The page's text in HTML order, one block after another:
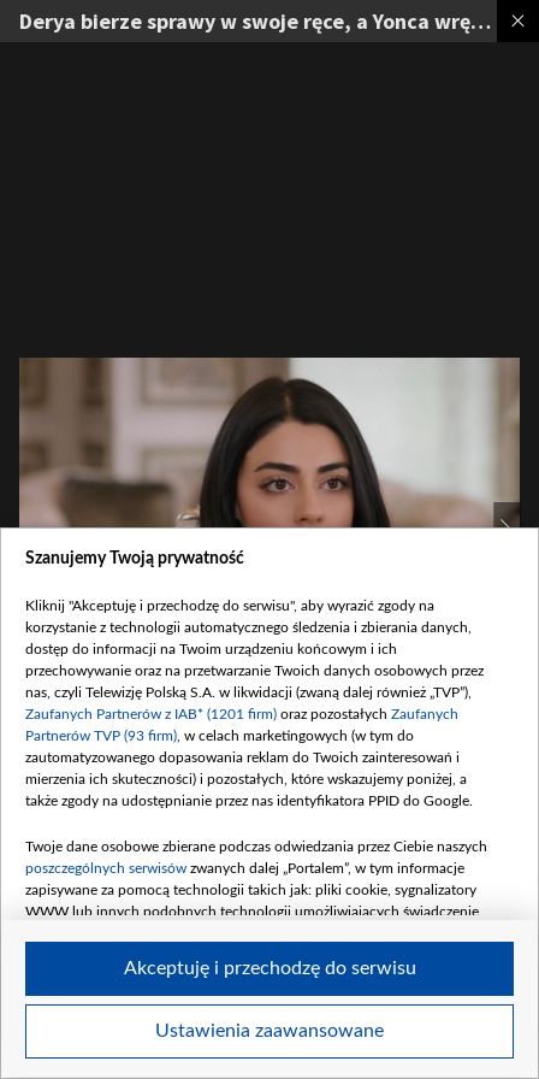
Derya bierze sprawy w swoje ręce, a Yonca wręcza Beyzie sztuczny brzuch. Zobacz galerię zdjęć z 90. odcinka „Panny młodej”
Cihan odwozi Hancer do domu rodzinnego, chcąc ograniczyć jej kontakt z Beyzą.
Na miejscu kobieta zostaje ciepło przyjęta przez Cemila, jednak Derya szybko
wyczuwa napięcie i zaczyna zadawać niewygodne pytania. Fot. Materiały
prasowe
1
Szczegóły
Szanujemy Twoją prywatność
Kliknij "Akceptuję i przechodzę do serwisu", aby wyrazić zgody na
korzystanie z technologii automatycznego śledzenia i zbierania danych,
dostęp do informacji na Twoim urządzeniu końcowym i ich
przechowywanie oraz na przetwarzanie Twoich danych osobowych przez
nas, czyli Telewizję Polską S.A. w likwidacji (zwaną dalej również „TVP”),
Zaufanych Partnerów z IAB* (1201 firm) oraz pozostałych Zaufanych
Partnerów TVP (93 firm) , w celach marketingowych (w tym do
zautomatyzowanego dopasowania reklam do Twoich zainteresowań i
mierzenia ich skuteczności) i pozostałych, które wskazujemy poniżej, a
także zgody na udostępnianie przez nas identyfikatora PPID do Google.
Twoje dane osobowe zbierane podczas odwiedzania przez Ciebie naszych
poszczególnych serwisów zwanych dalej „Portalem”, w tym informacje
zapisywane za pomocą technologii takich jak: pliki cookie, sygnalizatory
WWW lub innych podobnych technologii umożliwiających świadczenie
Twoje dane osobowe zbierane podczas odwiedzania przez Ciebie
Ustawienia zaawansowane
Akceptuję i przechodzę do serwisu